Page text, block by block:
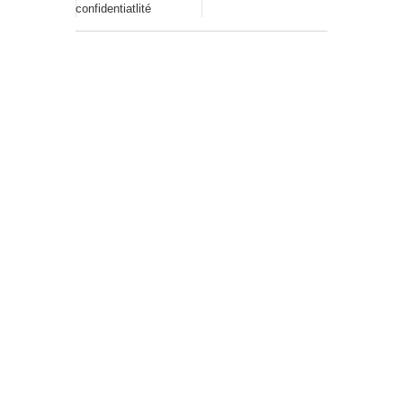
confidentiatlité